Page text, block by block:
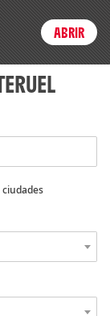
Login
ABRIR